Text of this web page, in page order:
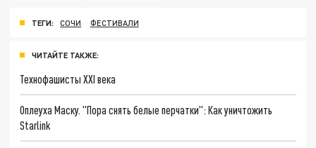
ТЕГИ: СОЧИ ФЕСТИВАЛИ
ЧИТАЙТЕ ТАКЖЕ:
Технофашисты XXI века
Оплеуха Маску. "Пора снять белые перчатки": Как уничтожить
Starlink